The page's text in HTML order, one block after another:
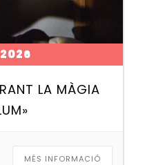
LA MÀGIA
MÉS INFORMACIÓ